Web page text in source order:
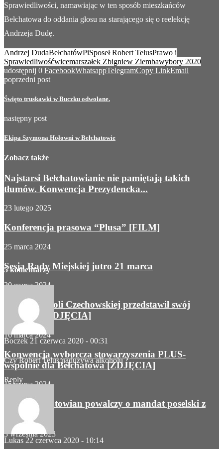
Sprawiedliwości, namawiając w ten sposób mieszkańców
Bełchatowa do oddania głosu na starającego się o reelekcję
Andrzeja Dudę.
Andrzej DudaBełchatówPiSposeł Robert TelusPrawo i
Sprawiedliwośćwicemarszałek Zbigniew Ziembawybory 2020
udostępnij 0 FacebookWhatsappTelegramCopy LinkEmail
poprzedni post
Święto truskawki w Buczku odwołane.
następny post
Ekipa Szymona Hołowni w Bełchatowie
Zobacz także
Najstarsi Bełchatowianie nie pamiętają takich
tłumów. Konwencja Prezydencka...
23 lutego 2025
Konferencja prasowa “Plusa” [FILM]
25 marca 2024
Sesja Rady Miejskiej jutro 21 marca
20 marca 2024
KWW Marioli Czechowskiej przedstawił swój
program [ZDJĘCIA]
16 marca 2024
Konwencja wyborcza stowarzyszenia PLUS-
wspólnie dla Bełchatowa [ZDJĘCIA]
15 marca 2024
Troje bełchatowian powalczy o mandat poselski z
PiS....
3 września 2023
5 komentarzy
Boczek 21 czerwca 2020 - 00:31
Czy Robert Telus nadużywa alkoholu ?
Reply
Lukas 22 czerwca 2020 - 10:14